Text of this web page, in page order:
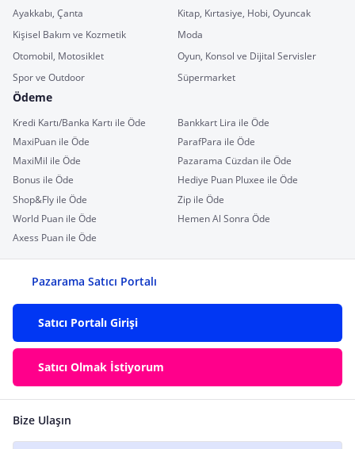
Ayakkabı, Çanta
Kitap, Kırtasiye, Hobi, Oyuncak
Kişisel Bakım ve Kozmetik
Moda
Otomobil, Motosiklet
Oyun, Konsol ve Dijital Servisler
Spor ve Outdoor
Süpermarket
Ödeme
Kredi Kartı/Banka Kartı ile Öde
Bankkart Lira ile Öde
MaxiPuan ile Öde
ParafPara ile Öde
MaxiMil ile Öde
Pazarama Cüzdan ile Öde
Bonus ile Öde
Hediye Puan Pluxee ile Öde
Shop&Fly ile Öde
Zip ile Öde
World Puan ile Öde
Hemen Al Sonra Öde
Axess Puan ile Öde
Pazarama Satıcı Portalı
Satıcı Portalı Girişi
Satıcı Olmak İstiyorum
Bize Ulaşın